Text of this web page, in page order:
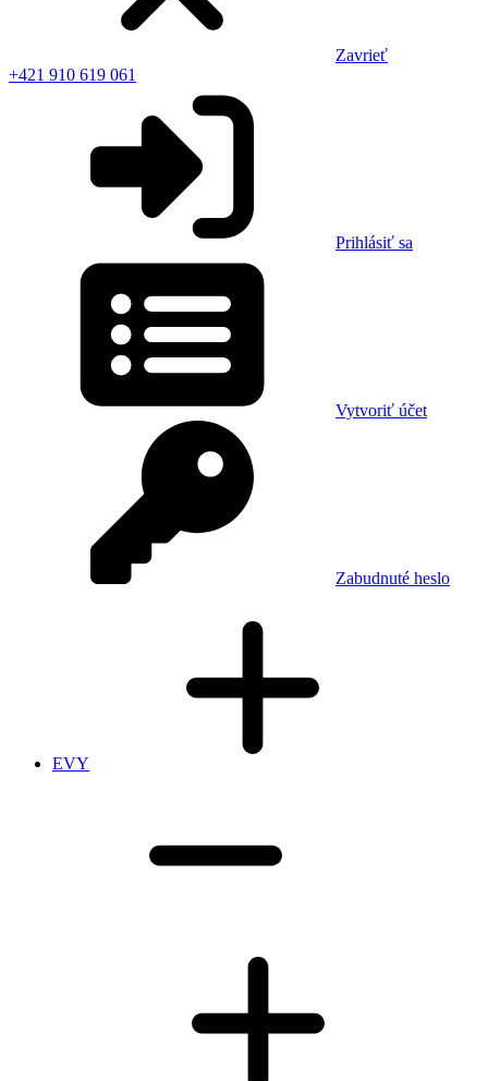
Zavrieť
+421 910 619 061
Prihlásiť sa
Vytvoriť účet
Zabudnuté heslo
EVY